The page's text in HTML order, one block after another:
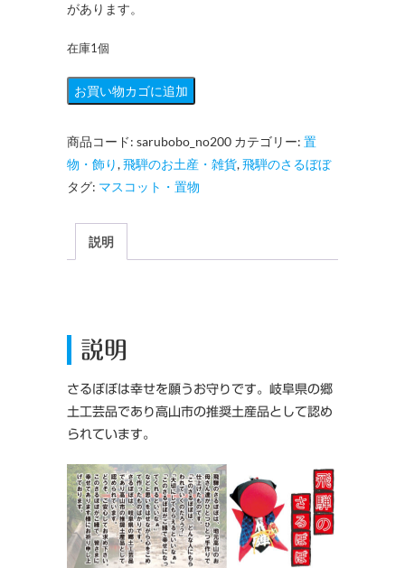
があります。
在庫1個
高
さ
40cm（200Φ）
飛
さ
大
る
ぼ
ぼ】
お買い物カゴに追加
商品コード: sarubobo_no200 カテゴリー: 置
物・飾り,飛騨のお土産・雑貨,飛騨のさるぼぼ
タグ: マスコット・置物
説明
説明
さるぼぼは幸せを願うお守りです。岐阜県の郷
土工芸品であり高山市の推奨土産品として認め
られています。